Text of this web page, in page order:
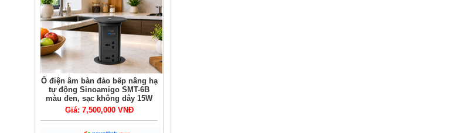
Ổ điện âm bàn đảo bếp nâng hạ
tự động Sinoamigo SMT-6B
màu đen, sạc không dây 15W
Giá: 7,500,000 VNĐ